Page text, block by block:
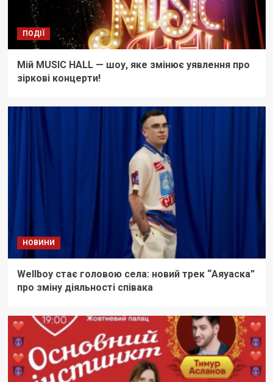
ПОДІЇ
Мій MUSIC HALL — шоу, яке змінює уявлення про
зіркові концерти!
НОВИНИ
Wellboy стає головою села: новий трек “Аяуаска”
про зміну діяльності співака